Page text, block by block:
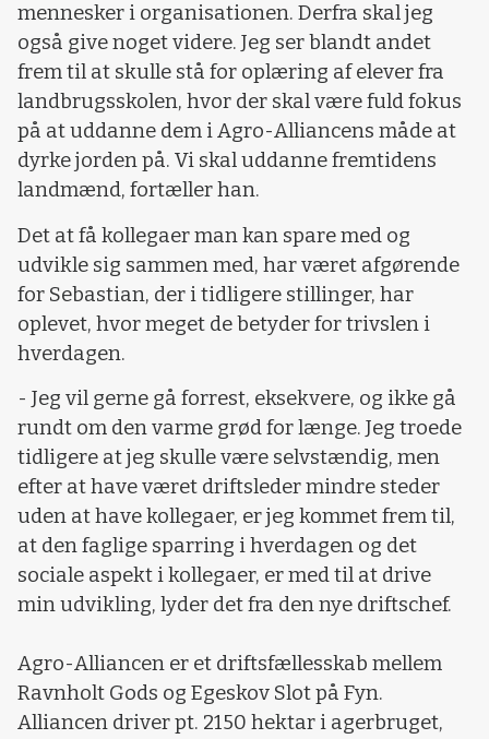
mennesker i organisationen. Derfra skal jeg
også give noget videre. Jeg ser blandt andet
frem til at skulle stå for oplæring af elever fra
landbrugsskolen, hvor der skal være fuld fokus
på at uddanne dem i Agro-Alliancens måde at
dyrke jorden på. Vi skal uddanne fremtidens
landmænd, fortæller han.
Det at få kollegaer man kan spare med og
udvikle sig sammen med, har været afgørende
for Sebastian, der i tidligere stillinger, har
oplevet, hvor meget de betyder for trivslen i
hverdagen.
- Jeg vil gerne gå forrest, eksekvere, og ikke gå
rundt om den varme grød for længe. Jeg troede
tidligere at jeg skulle være selvstændig, men
efter at have været driftsleder mindre steder
uden at have kollegaer, er jeg kommet frem til,
at den faglige sparring i hverdagen og det
sociale aspekt i kollegaer, er med til at drive
min udvikling, lyder det fra den nye driftschef.
Agro-Alliancen er et driftsfællesskab mellem
Ravnholt Gods og Egeskov Slot på Fyn.
Alliancen driver pt. 2150 hektar i agerbruget,